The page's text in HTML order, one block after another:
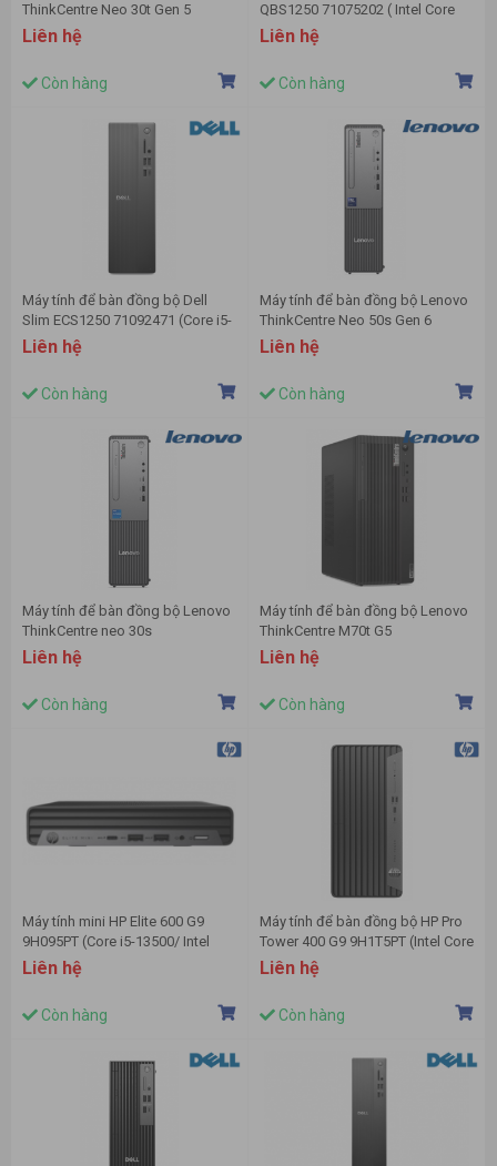
ThinkCentre Neo 30t Gen 5
13K6000CVA ( Intel Core i5-
13420H | RAM 8GB DDR5 | SSD
Graphics | NoOS | Đen)
Liên hệ
Còn hàng
QBS1250 71075202 ( Intel Core
Ultra 5 235 vPro | 16GB DDR5 |
512GB SSD NVMe | Intel Graphics
Liên hệ
Còn hàng
Máy tính để bàn đồng bộ Dell
Slim ECS1250 71092471 (Core i5-
14400/8GB/512GB SSD/Intel
UHD Graphics 730/Win 11
Liên hệ
Còn hàng
Máy tính để bàn đồng bộ Lenovo
ThinkCentre Neo 50s Gen 6
13DM003LVA (U5-225 | 8GD5 |
512GSSD | Wifi6 | BT | KB/M |
Liên hệ
Còn hàng
Máy tính để bàn đồng bộ Lenovo
ThinkCentre neo 30s
13DG0005VA (Intel Core i7-
13620H | 8GB | 512GB | Wifi6/BT |
Liên hệ
Còn hàng
Máy tính để bàn đồng bộ Lenovo
ThinkCentre M70t G5
12U0000DVA (I5 14400/ 8GB/
512GB SSD/ Wifi + BT/ NoOS/ 1Y)
Liên hệ
Còn hàng
Máy tính mini HP Elite 600 G9
9H095PT (Core i5-13500/ Intel
Q670/ 8 GB/ 512GB SSD/ Intel
UHD Graphics 770/ Win11)
Liên hệ
Còn hàng
Máy tính để bàn đồng bộ HP Pro
Tower 400 G9 9H1T5PT (Intel Core
i5-13500 | 16GB | 512GB SSD |
Intel UHD Graphics 770 |
Liên hệ
Còn hàng